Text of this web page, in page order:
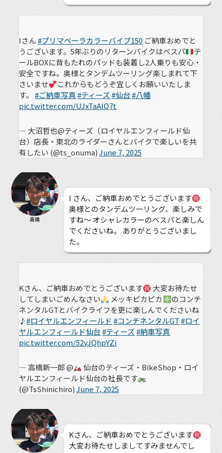
Iさん#プリマベーラカラーバイブ150 ご納車おめでと
うございます。5年ぶりのリターンバイクはベスパ
テ
ールBOXに背もたれのパッドも装着し2人乗りも安心・
安全ですね。奥様とタンデムツーリング楽しまれて下
さいませ
これからもどうぞ宜しくお願いいたしま
す。#ご納車写真#ティーズ#仙台#八幡
pic.twitter.com/UJxTaAlQ7t
— 大沼哲也@ティーズ（ロイヤルエンフィールド仙
台）店長・東北のライダーさんとバイクで楽しいを共
有したい (@ts_onuma)June 7, 2025
高橋
I さん、ご納車おめでとうございます
奥様とのタンデムツーリング、楽しみで
すね〜 オシャレカラーのベスパと楽しん
でくださいね。 ありがとうございまし
た。
Kさん、ご納車おめでとうございます
大変お待たせ
してしまいごめんなさい
メッキピカピカ
のコンチ
ネンタルGTとバイクライフを更に楽しんでくださいね
♪#ロイヤルエンフィールド #コンチネンタルGT #ロイ
ヤルエンフィールド仙台#ティーズ#納車写真
pic.twitter.com/52yJQhpYZi
— 高橋新一郎 @
仙台のティーズ・BikeShop・ロイ
ヤルエンフィールド仙台の社長です
(@TsShinichiro)June 7, 2025
Kさん、ご納車おめでとうございます
大変お待たせしましてすみませんでし